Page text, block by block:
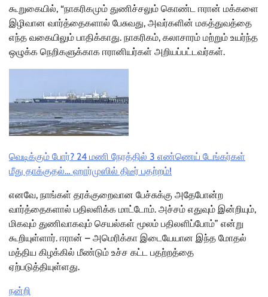
கூறுகையில், “நாகரிகமும் துணிச்சலும் கொண்ட ஈரான் மக்களை
இழிவான வார்த்தைகளால் பேசுவது, அவர்களின் மகத்துவத்தை
எந்த வகையிலும் பாதிக்காது. நாகரிகம், கலாசாரம் மற்றும் உயர்ந்த
ஒழுக்க நெறிகளுக்காக ஈரானியர்கள் அறியப்பட்டவர்கள்.
வெடிக்கும் போர்? 24 மணி நேரத்தில் 3 எண்ணெய் டேங்கர்கள்
மீது தாக்குதல்… ஹார்முஸில் திடீர் பதற்றம்!
எனவே, நாங்கள் தரக்குறைவான பேச்சுக்கு அதேபோன்ற
வார்த்தைகளால் பதிலளிக்க மாட்டோம். அச்சம் எதுவும் இன்றியும்,
மிகவும் துணிவாகவும் செயல்கள் மூலம் பதிலளிப்போம்” என்று
கூறியுள்ளார். ஈரான் – அமெரிக்கா இடையேயான இந்த மோதல்
மத்திய கிழக்கில் மீண்டும் உச்ச கட்ட பதற்றத்தை
ஏற்படுத்தியுள்ளது.
நன்றி